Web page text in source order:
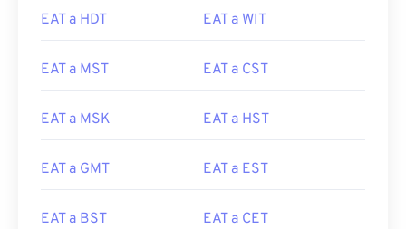
EAT a HDT EAT a WIT
EAT a MST EAT a CST
EAT a MSK EAT a HST
EAT a GMT EAT a EST
EAT a BST EAT a CET